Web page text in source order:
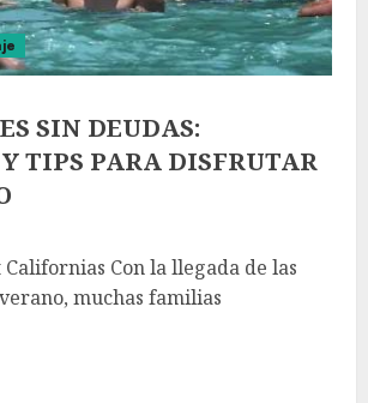
SIN DEUDAS:
TIPS PARA DISFRUTAR
Con la llegada de las
muchas familias